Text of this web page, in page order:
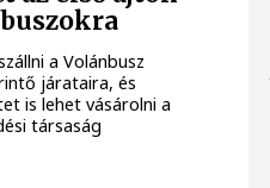
a Volánbusz
járataira, és
is lehet vásárolni a
társaság